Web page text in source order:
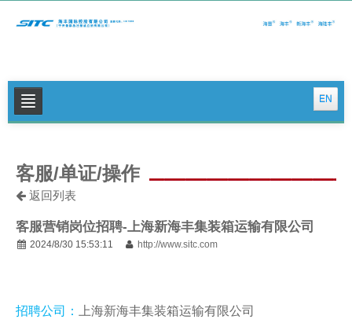
EN
公司新闻
集运特色服务
物流特色服务
客服/单证/操作
返回列表
客服营销岗位招聘-上海新海丰集装箱运输有限公司
2024/8/30 15:53:11 http://www.sitc.com
招聘公司：
上海新海丰集装箱运输有限公司